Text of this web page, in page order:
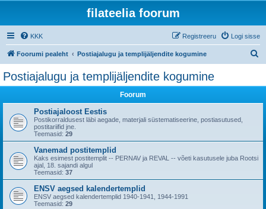
filateelia foorum
KKK Logi sisse
Registreeru
Foorumi pealeht Postiajalugu ja templijäljendite kogumine
Postiajalugu ja templijäljendite kogumine
Foorum
Postiajaloost Eestis
Postikorraldusest läbi aegade, materjali süstematiseerine, postiasutused,
postitariifid jne.
Teemasid: 29
Vanemad postitemplid
Kaks esimest postitemplit -- PERNAV ja REVAL -- võeti kasutusele juba Rootsi
ajal, 18. sajandi algul
Teemasid: 37
ENSV aegsed kalendertemplid
ENSV aegsed kalendertemplid 1940-1941, 1944-1991
Teemasid: 29